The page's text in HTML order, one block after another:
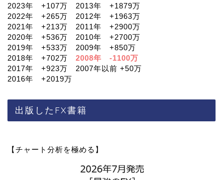
2023年 +107万 2013年 +1879万
2022年 +265万 2012年 +1963万
2021年 +213万 2011年 +2900万
2020年 +536万 2010年 +2700万
2019年 +533万 2009年 +850万
2018年 +702万 2008年 -1100万
2017年 +923万 2007年以前 +50万
2016年 +2019万
出版したFX書籍
【チャート分析を極める】